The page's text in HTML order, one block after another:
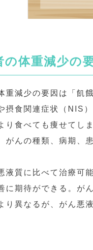
の体重減少の
重減少の要因は「飢
摂食関連症状（NIS
り食べても痩せてし
がんの種類、病期、
液質に比べて治療可
に期待ができる。が
り異なるが、がん悪